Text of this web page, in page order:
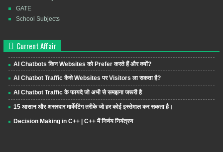
GATE
School Subjects
Current Affair
AI Chatbots किन Websites को Prefer करते हैं और क्यों?
AI Chatbot Traffic कैसे Websites पर Visitors ला सकता है?
AI Chatbot Traffic के फायदे जो अभी से समझना जरूरी है
15 आसान और असरदार मार्केटिंग तरीके जो हर कोई इस्तेमाल कर सकता है।
Decision Making in C++ | C++ में निर्णय नियंत्रण